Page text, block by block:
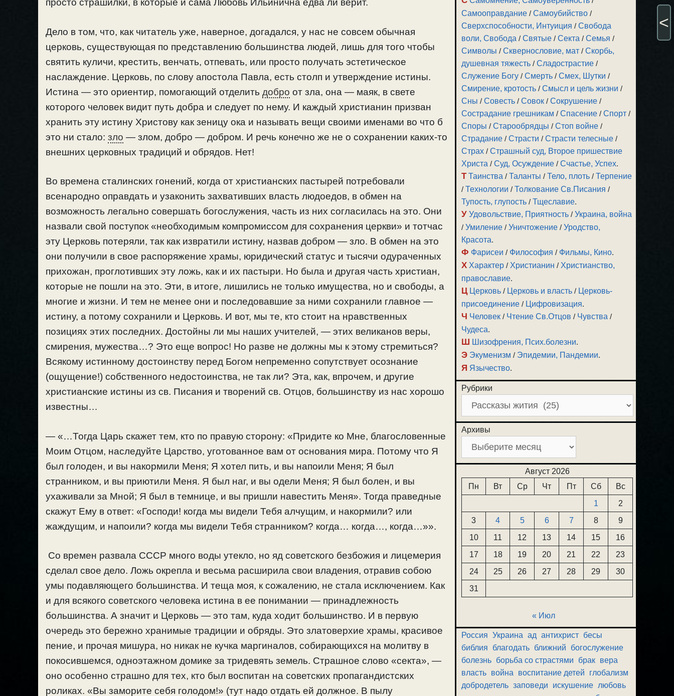
просто страшилки, в которые и сама Любовь Ильинична едва ли верит.
Дело в том, что, как читатель уже, наверное, догадался, у нас не совсем обычная
церковь, существующая по представлению большинства людей, лишь для того чтобы
святить куличи, крестить, венчать, отпевать, или просто получать эстетическое
наслаждение. Церковь, по слову апостола Павла, есть столп и утверждение истины.
Истина — это ориентир, помогающий отделить добро от зла, она — маяк, в свете
которого человек видит путь добра и следует по нему. И каждый христианин призван
хранить эту истину Христову как зеницу ока и называть вещи своими именами во что б
это ни стало: зло — злом, добро — добром. И речь конечно же не о сохранении каких-то
внешних церковных традиций и обрядов. Нет!
Во времена сталинских гонений, когда от христианских пастырей потребовали
всенародно оправдать и узаконить захвативших власть людоедов, в обмен на
возможность легально совершать богослужения, часть из них согласилась на это. Они
назвали свой поступок «необходимым компромиссом для сохранения церкви» и тотчас
эту Церковь потеряли, так как извратили истину, назвав добром — зло. В обмен на это
они получили в свое распоряжение храмы, юридический статус и тысячи одураченных
прихожан, проглотивших эту ложь, как и их пастыри. Но была и другая часть христиан,
которые не пошли на это. Эти, в итоге, лишились не только имущества, но и свободы, а
многие и жизни. И тем не менее они и последовавшие за ними сохранили главное —
истину, а потому сохранили и Церковь. И вот, мы те, кто стоит на нравственных
позициях этих последних. Достойны ли мы наших учителей, — этих великанов веры,
смирения, мужества…? Это еще вопрос! Но разве не должны мы к этому стремиться?
Всякому истинному достоинству перед Богом непременно сопутствует осознание
(ощущение!) собственного недостоинства, не так ли? Эта, как, впрочем, и другие
христианские истины из св. Писания и творений св. Отцов, большинству из нас хорошо
известны…
— «…Тогда Царь скажет тем, кто по правую сторону: «Придите ко Мне, благословенные
Моим Отцом, наследуйте Царство, уготованное вам от основания мира. Потому что Я
был голоден, и вы накормили Меня; Я хотел пить, и вы напоили Меня; Я был
странником, и вы приютили Меня. Я был наг, и вы одели Меня; Я был болен, и вы
ухаживали за Мной; Я был в темнице, и вы пришли навестить Меня». Тогда праведные
скажут Ему в ответ: «Господи! когда мы видели Тебя алчущим, и накормили? или
жаждущим, и напоили? когда мы видели Тебя странником? когда… когда…, когда…»».
Со времен развала СССР много воды утекло, но яд советского безбожия и лицемерия
сделал свое дело. Ложь окрепла и весьма расширила свои владения, отравив собою
умы подавляющего большинства. И теща моя, к сожалению, не стала исключением. Как
и для всякого советского человека истина в ее понимании — принадлежность
большинства. А значит и Церковь — это там, куда ходит большинство. И в первую
очередь это бережно хранимые традиции и обряды. Это златоверхие храмы, красивое
пение, и прочая мишура, но никак не кучка маргиналов, собирающихся на молитву в
покосившемся, одноэтажном домике за тридевять земель. Страшное слово «секта», —
оно особенно страшно для тех, кто был воспитан на советских пропагандистских
роликах. «Вы заморите себя голодом!» (тут надо отдать ей должное. В пылу
Самооправдание /Самоубийство /
Сверхспособности, Интуиция /Свобода
воли, Свобода /Святые /Секта /Семья /
Символы /Сквернословие, мат /Скорбь,
душевная тяжесть /Сладострастие /
Служение Богу /Смерть /Смех, Шутки /
Смирение, кротость /Смысл и цель жизни /
Сны /Совесть /Совок /Сокрушение /
Сострадание грешникам /Спасение /Спорт /
Споры /Старообрядцы /Стоп войне /
Страдание /Страсти /Страсти телесные /
Страх /Страшный суд, Второе пришествие
Христа /Суд, Осуждение /Счастье, Успех.
Т Таинства /Таланты /Тело, плоть /Терпение
/Технологии /Толкование Св.Писания /
Тупость, глупость /Тщеславие.
У Удовольствие, Приятность /Украина, война
/Умиление /Уничтожение /Уродство,
Красота.
Ф Фарисеи / Философия / Фильмы, Кино.
Х Характер / Христианин / Христианство,
православие.
Ц Церковь / Церковь и власть / Церковь-
присоединение / Цифровизация.
Ч Человек / Чтение Св.Отцов / Чувства /
Чудеса.
Ш Шизофрения, Псих.болезни.
Э Экуменизм / Эпидемии, Пандемии.
Я Язычество.
Рубрики
Архивы
Август 2026
Пн
Вт Ср Чт Пт Сб
Вс
1
2
3
4 5 6 7 8
9
10
11 12 13 14 15
16
17
18 19 20 21 22
23
24
25 26 27 28 29
30
31
« Июл
Россия Украина ад антихрист бесы
библия
благодать ближний
богослужение
болезнь борьба со страстями брак вера
власть война воспитание детей
глобализм
добродетель заповеди искушение любовь
<